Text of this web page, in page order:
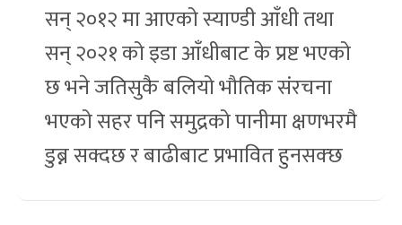
सन् २०१२ मा आएको स्याण्डी आँधी तथा
सन् २०२१ को इडा आँधीबाट के प्रष्ट भएको
छ भने जतिसुकै बलियो भौतिक संरचना
भएको सहर पनि समुद्रको पानीमा क्षणभरमै
डुब्न सक्दछ र बाढीबाट प्रभावित हुनसक्छ